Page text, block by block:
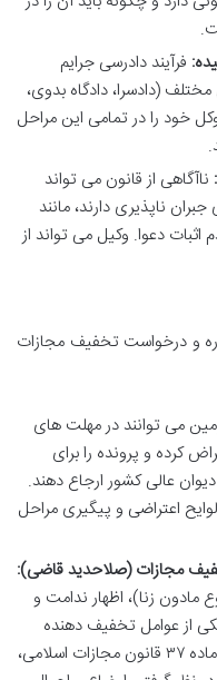
فرآیند دادرسی جرایم
(دادسرا، دادگاه بدوی،
خود را در تمامی این مراحل
ناآگاهی از قانون می تواند
ناپذیری دارند، مانند
دعوا. وکیل می تواند از
و درخواست تخفیف مجازات
می توانند در مهلت های
کرده و پرونده را برای
عالی کشور ارجاع دهند.
اعتراضی و پیگیری مراحل
مجازات (صلاحدید قاضی):
مادون زنا)، اظهار ندامت و
از عوامل تخفیف دهنده
مجازات مورد توجه قاضی قرار گیرد. ماده ۳۷ قانون مجازات اسلامی،